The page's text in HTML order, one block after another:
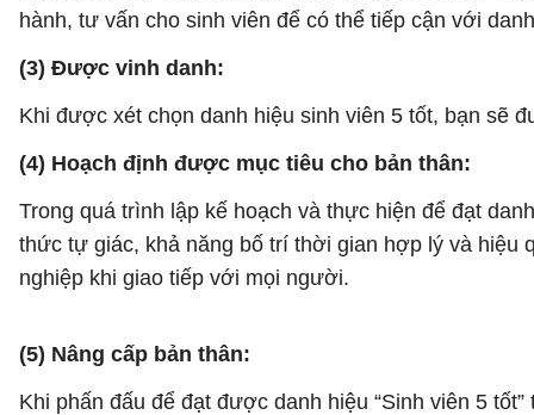
hành, tư vấn cho sinh viên để có thể tiếp cận với
(3) Được vinh danh:
Khi được xét chọn danh hiệu sinh viên 5 tốt, bạn sẽ
(4) Hoạch định được mục tiêu cho bản thân:
Trong quá trình lập kế hoạch và thực hiện để đạt
thức tự giác, khả năng bố trí thời gian hợp lý và hiệu
nghiệp khi giao tiếp với mọi người.
(5) Nâng cấp bản thân:
Khi phấn đấu để đạt được danh hiệu “Sinh viên 5